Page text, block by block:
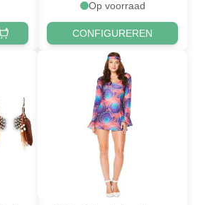
Op voorraad
CONFIGUREREN